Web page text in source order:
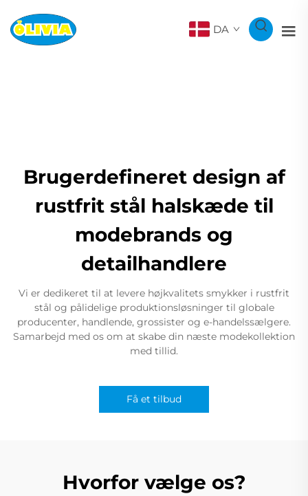
DA
Brugerdefineret design af
rustfrit stål halskæde til
modebrands og
detailhandlere
Vi er dedikeret til at levere højkvalitets smykker i rustfrit
stål og pålidelige produktionsløsninger til globale
producenter, handlende, grossister og e-handelssælgere.
Samarbejd med os om at skabe din næste modekollektion
med tillid.
Få et tilbud
Hvorfor vælge os?